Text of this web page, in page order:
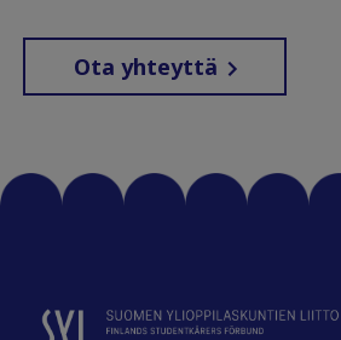
Ota yhteyttä